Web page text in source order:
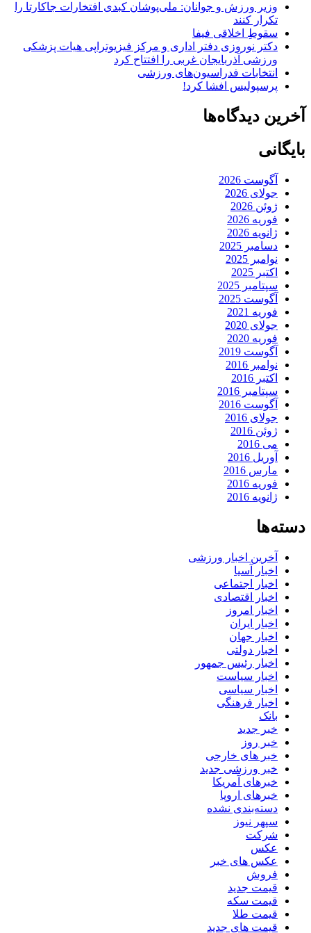
وزیر ورزش و جوانان: ملی‌پوشان کبدی افتخارات جاکارتا را
تکرار کنند
سقوطِ اخلاقی فیفا
دکتر نوروزی دفتر اداری و مرکز فیزیوتراپی هیات پزشکی
ورزشی آذربایجان غربی را افتتاح کرد
انتخابات فدراسیون‌های ورزشی
پرسپولیس افشا کرد!
آخرین دیدگاه‌ها
بایگانی
آگوست 2026
جولای 2026
ژوئن 2026
فوریه 2026
ژانویه 2026
دسامبر 2025
نوامبر 2025
اکتبر 2025
سپتامبر 2025
آگوست 2025
فوریه 2021
جولای 2020
فوریه 2020
آگوست 2019
نوامبر 2016
اکتبر 2016
سپتامبر 2016
آگوست 2016
جولای 2016
ژوئن 2016
می 2016
آوریل 2016
مارس 2016
فوریه 2016
ژانویه 2016
دسته‌ها
آخرین اخبار ورزشی
اخبار آسیا
اخبار اجتماعی
اخبار اقتصادی
اخبار امروز
اخبار ایران
اخبار جهان
اخبار دولتی
اخبار رئیس جمهور
اخبار سیاست
اخبار سیاسی
اخبار فرهنگی
بانک
خبر جدید
خبر روز
خبر های خارجی
خبر ورزشی جدید
خبرهای آمریکا
خبرهای اروپا
دسته‌بندی نشده
سپهر نیوز
شرکت
عکس
عکس های خبر
فروش
قیمت جدید
قیمت سکه
قیمت طلا
قیمت های جدید